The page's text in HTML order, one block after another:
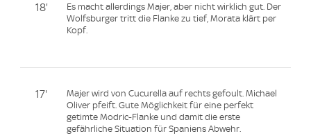
18'
Es macht allerdings Majer, aber nicht wirklich gut. Der
Wolfsburger tritt die Flanke zu tief, Morata klärt per
Kopf.
17'
Majer wird von Cucurella auf rechts gefoult. Michael
Oliver pfeift. Gute Möglichkeit für eine perfekt
getimte Modric-Flanke und damit die erste
gefährliche Situation für Spaniens Abwehr.